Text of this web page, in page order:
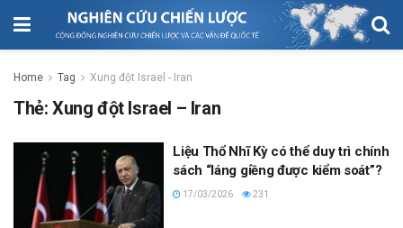
Home Tag Xung đột Israel - Iran
Thẻ:Xung đột Israel – Iran
Liệu Thổ Nhĩ Kỳ có thể duy trì chính
sách “láng giềng được kiểm soát”?
17/03/2026 231